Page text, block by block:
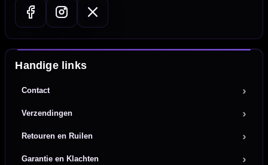
Handige links
Contact
Verzendingen
Retouren en Ruilen
Garantie en Klachten